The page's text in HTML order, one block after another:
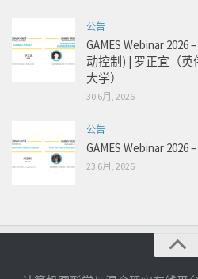
公告
GAMES Webinar
动控制) | 罗正宜（
大学）
30 6月, 2026
公告
GAMES Webinar
23 6月, 2026